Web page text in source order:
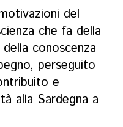
del
che fa della
conoscenza
perseguito
e
alla Sardegna a